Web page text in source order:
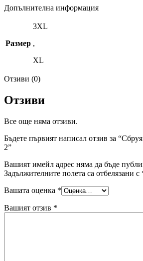
Допълнителна информация
Размер
3XL
,
XL
Отзиви (0)
Отзиви
Все още няма отзиви.
Бъдете първият написал отзив за
2”
Вашият имейл адрес няма да бъде
Задължителните полета са отбелязани с
Вашата оценка *
Вашият отзив *